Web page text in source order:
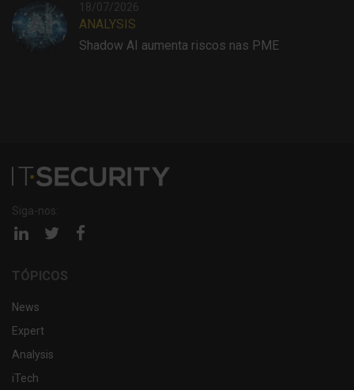
18/07/2026
ANALYSIS
Shadow AI aumenta riscos nas PME
Siga-nos:
Página Página
TÓPICOS
News
Expert
Analysis
iTech